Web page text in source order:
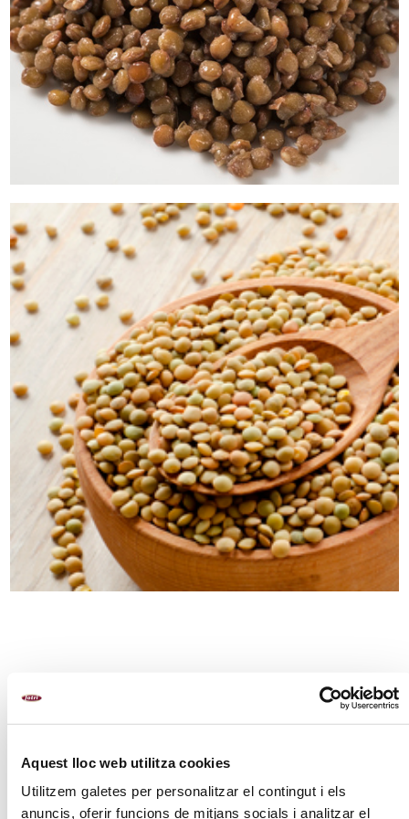
Aquest lloc web utilitza cookies
Utilitzem galetes per personalitzar el contingut i els
anuncis, oferir funcions de mitjans socials i analitzar el